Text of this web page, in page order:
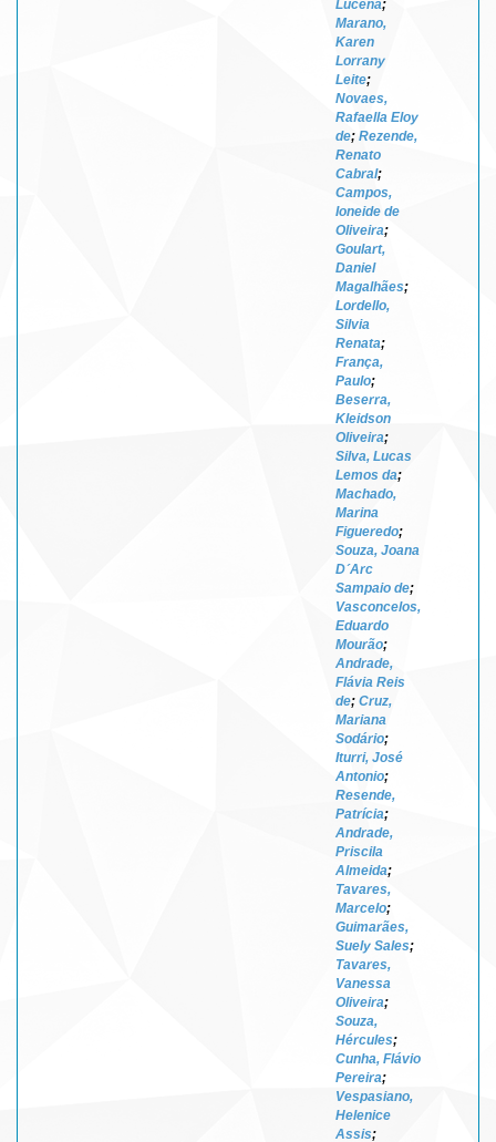
Lucena;
Marano,
Karen
Lorrany
Leite;
Novaes,
Rafaella Eloy
de; Rezende,
Renato
Cabral;
Campos,
Ioneide de
Oliveira;
Goulart,
Daniel
Magalhães;
Lordello,
Silvia
Renata;
França,
Paulo;
Beserra,
Kleidson
Oliveira;
Silva, Lucas
Lemos da;
Machado,
Marina
Figueredo;
Souza, Joana
D´Arc
Sampaio de;
Vasconcelos,
Eduardo
Mourão;
Andrade,
Flávia Reis
de; Cruz,
Mariana
Sodário;
Iturri, José
Antonio;
Resende,
Patrícia;
Andrade,
Priscila
Almeida;
Tavares,
Marcelo;
Guimarães,
Suely Sales;
Tavares,
Vanessa
Oliveira;
Souza,
Hércules;
Cunha, Flávio
Pereira;
Vespasiano,
Helenice
Assis;